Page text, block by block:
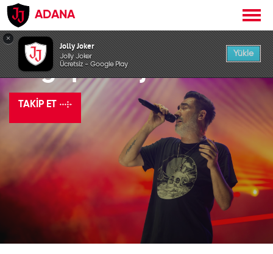
ADANA
Sagopa Kajmer
TAKIP ET
×
Jolly Joker
Jolly Joker
Ücretsiz - Google Play
Yükle